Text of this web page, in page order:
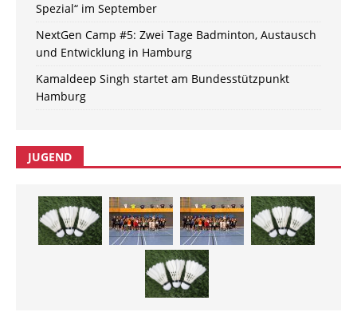
Spezial“ im September
NextGen Camp #5: Zwei Tage Badminton, Austausch
und Entwicklung in Hamburg
Kamaldeep Singh startet am Bundesstützpunkt
Hamburg
JUGEND